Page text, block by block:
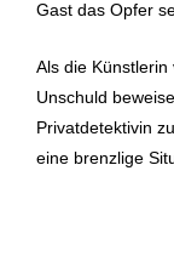
Gast das Opfer
Als die
Unschuld
Privatdetektivin
eine brenzlige